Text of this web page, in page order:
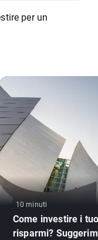
per un
10 minuti
Come investire i
risparmi?